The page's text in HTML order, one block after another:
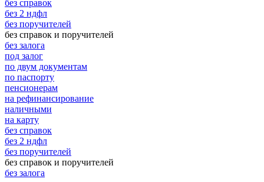
без справок
без 2 ндфл
без поручителей
без справок и поручителей
без залога
под залог
по двум документам
по паспорту
пенсионерам
на рефинансирование
наличными
на карту
без справок
без 2 ндфл
без поручителей
без справок и поручителей
без залога